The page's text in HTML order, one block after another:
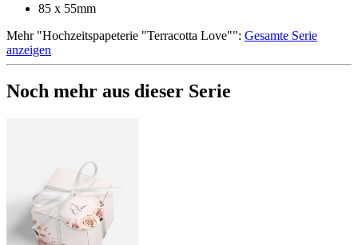
85 x 55mm
Mehr"Hochzeitspapeterie "Terracotta Love"": Gesamte Serie
anzeigen
Noch mehr aus dieser Serie